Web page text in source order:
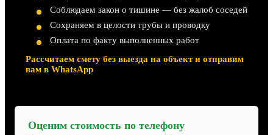
Соблюдаем закон о тишине — без жалоб соседей
Сохраняем в целости трубы и проводку
Оплата по факту выполненных работ
Рассчитаем смету без выезда на объект и отправим
вам в WhatsApp
Оценим стоимость по телефону